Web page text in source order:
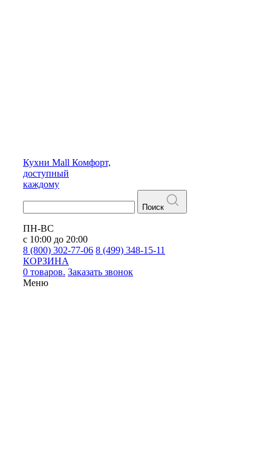
Кухни Mall Комфорт,
доступный
каждому
Поиск
ПН-ВС
с 10:00 до 20:00
8 (800) 302-77-06 8 (499) 348-15-11
КОРЗИНА
0 товаров. Заказать звонок
Меню